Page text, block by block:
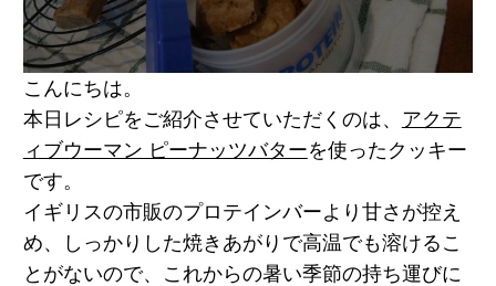
こんにちは。
本日レシピをご紹介させていただくのは、 アクテ
ィブウーマン ピーナッツバターを使ったクッキー
です。
イギリスの市販のプロテインバーより甘さが控え
め、しっかりした焼きあがりで高温でも溶けるこ
とがないので、これからの暑い季節の持ち運びに